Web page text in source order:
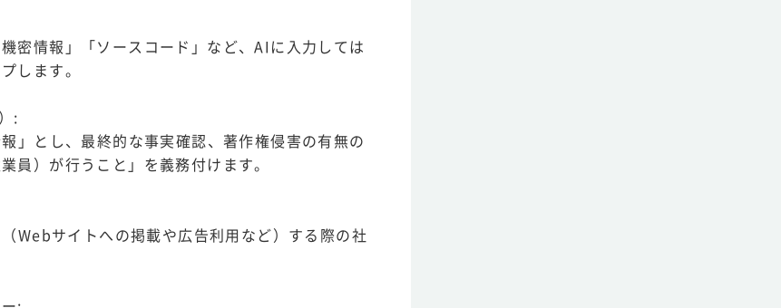
密情報」「ソースコード」など、AIに入力しては
します。
:
」とし、最終的な事実確認、著作権侵害の有無の
員）が行うこと」を義務付けます。
Webサイトへの掲載や広告利用など）する際の社